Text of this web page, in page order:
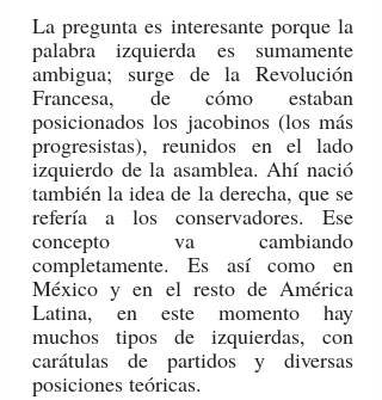
La pregunta es interesante porque la
palabra izquierda es sumamente
ambigua; surge de la Revolución
Francesa, de cómo estaban
posicionados los jacobinos (los más
progresistas), reunidos en el lado
izquierdo de la asamblea. Ahí nació
también la idea de la derecha, que se
refería a los conservadores. Ese
concepto va cambiando
completamente. Es así como en
México y en el resto de América
Latina, en este momento hay
muchos tipos de izquierdas, con
carátulas de partidos y diversas
posiciones teóricas.